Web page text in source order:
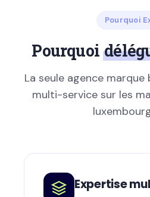
Pourquoi
Pourquoi
La seule agence
multi-service sur les
Expertise